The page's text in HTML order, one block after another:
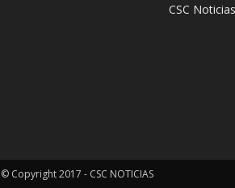
CSC
© Copyright 2017 - CSC NOTICIAS